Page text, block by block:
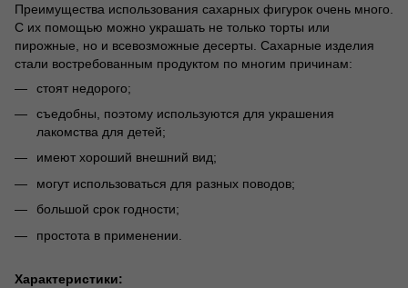
Преимущества использования сахарных фигурок очень много.
С их помощью можно украшать не только торты или
пирожные, но и всевозможные десерты. Сахарные изделия
стали востребованным продуктом по многим причинам:
стоят недорого;
съедобны, поэтому используются для украшения
лакомства для детей;
имеют хороший внешний вид;
могут использоваться для разных поводов;
большой срок годности;
простота в применении.
Характеристики: